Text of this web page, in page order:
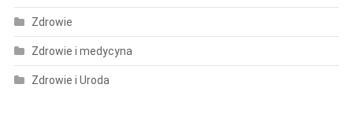
Zdrowie
Zdrowie i medycyna
Zdrowie i Uroda